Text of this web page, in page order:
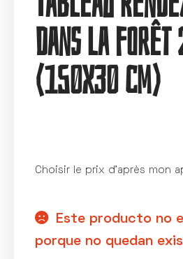
dans la forêt
(150X30 cm)
Choisir le prix d’après mon
Este producto no
porque no quedan